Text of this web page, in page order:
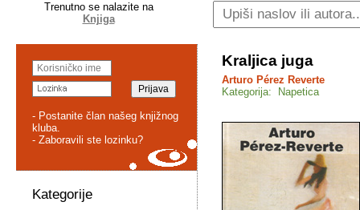
Trenutno se nalazite na
Knjiga
- Postanite član našeg knjižnog
kluba.
- Zaboravili ste lozinku?
Kategorije
Kraljica juga
Arturo Pérez Reverte
Kategorija: Napetica